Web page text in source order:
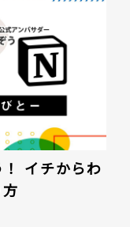
イチからわ